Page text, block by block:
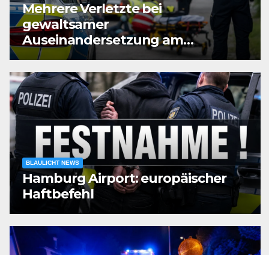
Mehrere Verletzte bei
gewaltsamer
Auseinandersetzung am
Zementwerk
BLAULICHT NEWS
Hamburg Airport: europäischer
Haftbefehl